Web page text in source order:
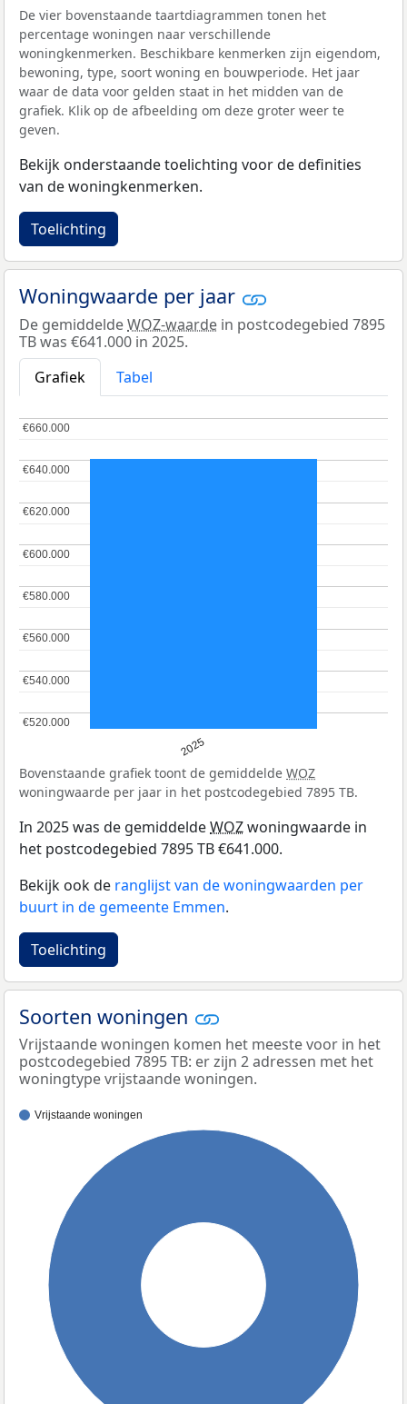
De vier bovenstaande taartdiagrammen tonen het
percentage woningen naar verschillende
woningkenmerken. Beschikbare kenmerken zijn eigendom,
bewoning, type, soort woning en bouwperiode. Het jaar
waar de data voor gelden staat in het midden van de
grafiek. Klik op de afbeelding om deze groter weer te
geven.
Bekijk onderstaande toelichting voor de definities
van de woningkenmerken.
Toelichting
Woningwaarde per jaar
De gemiddeldeWOZ-waarde in postcodegebied 7895
TB was €641.000 in 2025.
Grafiek
Tabel
2025
€520.000
€520.000
€540.000
€540.000
€560.000
€560.000
€580.000
€580.000
€600.000
€600.000
€620.000
€620.000
€640.000
€640.000
€660.000
€660.000
Bovenstaande grafiek toont de gemiddelde WOZ
woningwaarde per jaar in het postcodegebied 7895 TB.
In 2025 was de gemiddeldeWOZwoningwaarde in
het postcodegebied 7895 TB €641.000.
Bekijk ook de ranglijst van de woningwaarden per
buurt in de gemeente Emmen.
Toelichting
Soorten woningen
Vrijstaande woningen komen het meeste voor in het
postcodegebied 7895 TB: er zijn 2 adressen met het
woningtype vrijstaande woningen.
Vrijstaande woningen